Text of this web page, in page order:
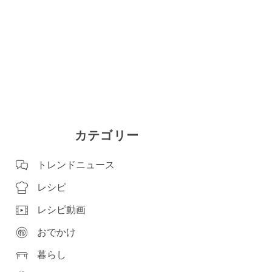
カテゴリー
トレンドニュース
レシピ
レシピ動画
おでかけ
暮らし